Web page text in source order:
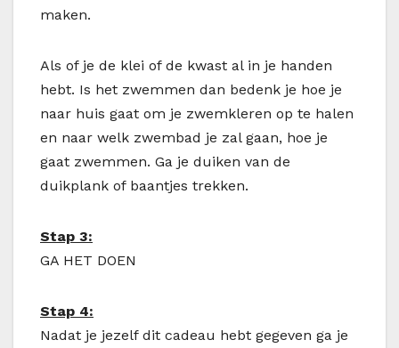
maken.
Als of je de klei of de kwast al in je handen
hebt. Is het zwemmen dan bedenk je hoe je
naar huis gaat om je zwemkleren op te halen
en naar welk zwembad je zal gaan, hoe je
gaat zwemmen. Ga je duiken van de
duikplank of baantjes trekken.
Stap 3:
GA HET DOEN
Stap 4:
Nadat je jezelf dit cadeau hebt gegeven ga je